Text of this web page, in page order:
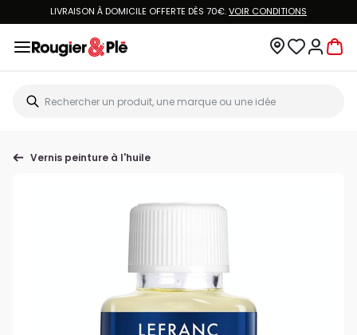
LIVRAISON À DOMICILE OFFERTE DÈS 70€.VOIR CONDITIONS
Vernis peinture à l'huile